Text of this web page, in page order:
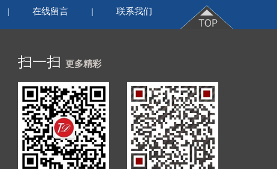
| 在线留言 | 联系我们
扫一扫 更多精彩